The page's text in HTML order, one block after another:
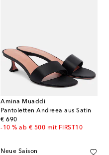
Amina Muaddi
Pantoletten Andreea aus Satin
€ 690
original price
-10 % ab € 500 mit FIRST10
Neue Saison